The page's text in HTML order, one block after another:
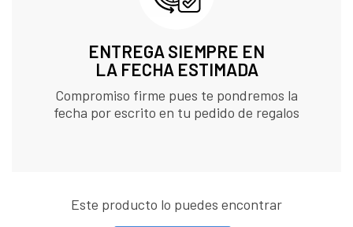
ENTREGA SIEMPRE EN
LA FECHA ESTIMADA
Compromiso firme pues te pondremos la
fecha por escrito en tu pedido de regalos
Este producto lo puedes encontrar